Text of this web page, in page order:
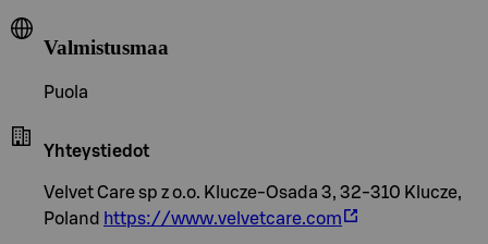
Valmistusmaa
Puola
Yhteystiedot
Velvet Care sp z o.o. Klucze-Osada 3, 32-310 Klucze,
Poland https://www.velvetcare.com